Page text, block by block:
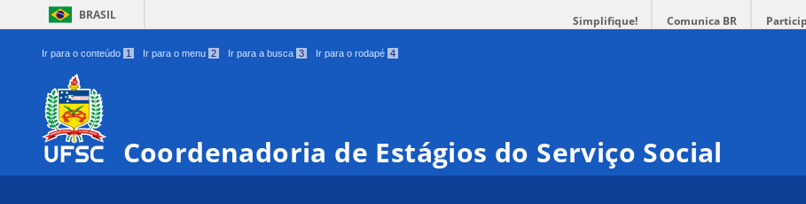
BRASIL Simplifique! Comunica BR
Ir para o conteúdo 1 Ir para o menu 2 Ir para a busca 3 Ir para o rodapé 4
Coordenadoria de Estágios do Serviço Social